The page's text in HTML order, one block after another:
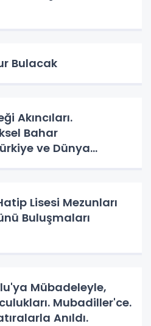
Bulacak
Akıncıları.
Bahar
ve Dünya
Lisesi Mezunları
Buluşmaları
Mübadeleyle,
Mubadiller'ce.
Anıldı.